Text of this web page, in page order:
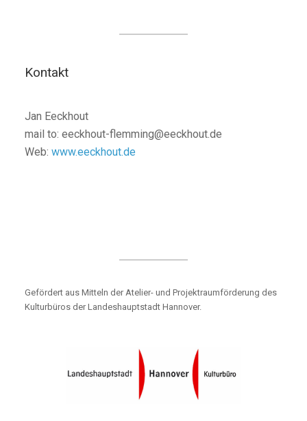
Kontakt
Jan Eeckhout
mail to: eeckhout-flemming@eeckhout.de
Web: www.eeckhout.de
Gefördert aus Mitteln der Atelier- und Projektraumförderung des
Kulturbüros der Landeshauptstadt Hannover.